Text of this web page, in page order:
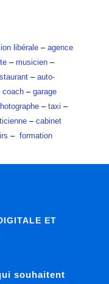
libérale– agence
– musicien–
– auto-
coach– garage
– taxi –
– cabinet
– formation
ET
souhaitent